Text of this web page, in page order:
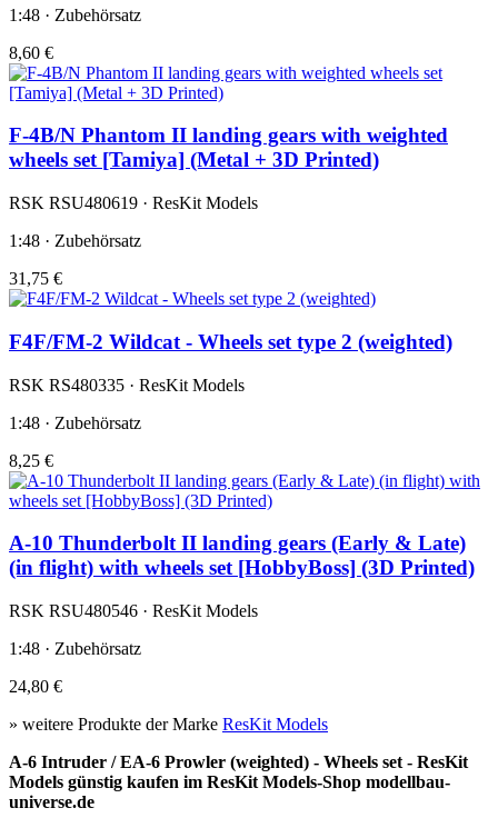
1:48 · Zubehörsatz
8,60 €
F-4B/N Phantom II landing gears with weighted
wheels set [Tamiya] (Metal + 3D Printed)
RSK RSU480619 · ResKit Models
1:48 · Zubehörsatz
31,75 €
F4F/FM-2 Wildcat - Wheels set type 2 (weighted)
RSK RS480335 · ResKit Models
1:48 · Zubehörsatz
8,25 €
A-10 Thunderbolt II landing gears (Early & Late)
(in flight) with wheels set [HobbyBoss] (3D Printed)
RSK RSU480546 · ResKit Models
1:48 · Zubehörsatz
24,80 €
» weitere Produkte der Marke ResKit Models
A-6 Intruder / EA-6 Prowler (weighted) - Wheels set - ResKit
Models günstig kaufen im ResKit Models-Shop modellbau-
universe.de